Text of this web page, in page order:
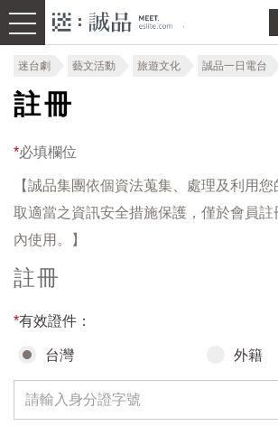
迷台劇 藝文活動 旅遊文化 誠品一日電台
註冊
*必填欄位
【誠品集團依個資法蒐集、處理及利用
取適當之資訊安全措施保護，僅於會員註
內使用。】
註冊
*有效證件：
台灣 外籍